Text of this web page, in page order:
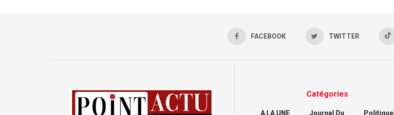
FACEBOOK TWITTER
Catégories
A LA UNE Journal Du Politique